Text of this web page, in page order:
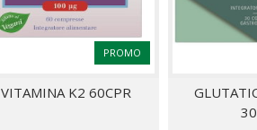
PROMO
VITAMINA K2 60CPR